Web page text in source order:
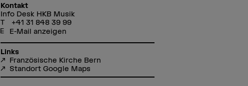
Kontakt
Info Desk HKB Musik
+41 31 848 39 99
E-Mail anzeigen
Links
Französische Kirche Bern
Standort Google Maps